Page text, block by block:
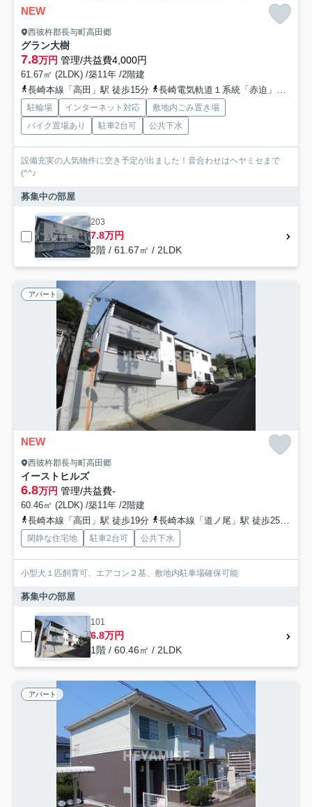
NEW
西彼杵郡長与町高田郷
グラン大樹
7.8万円 管理/共益費4,000円
61.67㎡ (2LDK) /築11年 /2階建
長崎本線「高田」駅 徒歩15分
長崎電気軌道１系統「赤迫」駅 徒歩44分
駐輪場 インターネット対応
敷地内ごみ置き場
バイク置場あり
駐車2台可 公共下水
設備充実の人気物件に空き予定が出ました！音合わせはヘヤミセまで
(^^♪
募集中の部屋
203
7.8万円
2階 / 61.67㎡ / 2LDK
アパート
NEW
西彼杵郡長与町高田郷
イーストヒルズ
6.8万円 管理/共益費-
60.46㎡ (2LDK) /築11年 /2階建
長崎本線「高田」駅 徒歩19分
長崎本線「道ノ尾」駅 徒歩25分
閑静な住宅地 駐車2台可 公共下水
小型犬１匹飼育可、エアコン２基、敷地内駐車場確保可能
募集中の部屋
101
6.8万円
1階 / 60.46㎡ / 2LDK
アパート